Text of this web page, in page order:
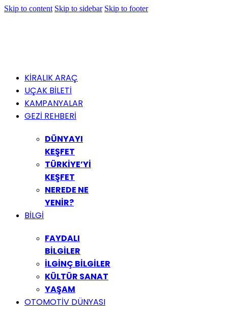
Skip to content Skip to sidebar Skip to footer
KİRALIK ARAÇ
UÇAK BİLETİ
KAMPANYALAR
GEZİ REHBERİ
DÜNYAYI
KEŞFET
TÜRKİYE’Yİ
KEŞFET
NEREDE NE
YENİR?
BİLGİ
FAYDALI
BİLGİLER
İLGİNÇ BİLGİLER
KÜLTÜR SANAT
YAŞAM
OTOMOTİV DÜNYASI